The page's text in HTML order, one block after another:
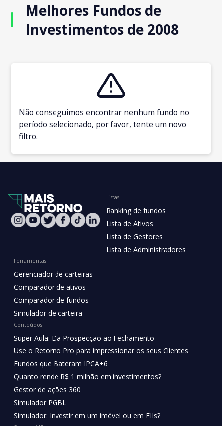
Melhores Fundos de
Investimentos de 2008
Não conseguimos encontrar nenhum fundo no
período selecionado, por favor, tente um novo
filtro.
Listas
Ranking de fundos
Lista de Ativos
Lista de Gestores
Lista de Administradores
Ferramentas
Gerenciador de carteiras
Comparador de ativos
Comparador de fundos
Simulador de carteira
Conteúdos
Super Aula: Da Prospecção ao Fechamento
Use o Retorno Pro para impressionar os seus Clientes
Fundos que Bateram IPCA+6
Quanto rende R$ 1 milhão em investimentos?
Gestor de ações 360
Simulador PGBL
Simulador: Investir em um imóvel ou em FIIs?